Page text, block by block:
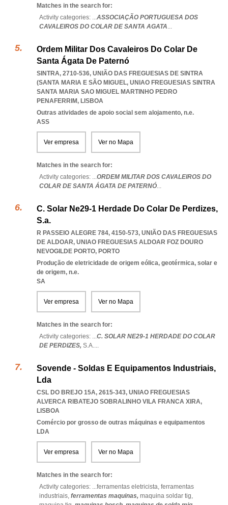
Matches in the search for:
Activity categories: ...ASSOCIAÇÃO PORTUGUESA DOS
CAVALEIROS DO COLAR DE SANTA AGATA...
Ordem Militar Dos Cavaleiros Do Colar De
Santa Ágata De Paternó
SINTRA, 2710-536, UNIÃO DAS FREGUESIAS DE SINTRA
(SANTA MARIA E SÃO MIGUEL, UNIAO FREGUESIAS SINTRA
SANTA MARIA SAO MIGUEL MARTINHO PEDRO
PENAFERRIM, LISBOA
Outras atividades de apoio social sem alojamento, n.e.
ASS
Ver empresa Ver no Mapa
Matches in the search for:
Activity categories: ...ORDEM MILITAR DOS CAVALEIROS DO
COLAR DE SANTA ÁGATA DE PATERNÓ...
C. Solar Ne29-1 Herdade Do Colar De Perdizes,
S.a.
R PASSEIO ALEGRE 784, 4150-573, UNIÃO DAS FREGUESIAS
DE ALDOAR, UNIAO FREGUESIAS ALDOAR FOZ DOURO
NEVOGILDE PORTO, PORTO
Produção de eletricidade de origem eólica, geotérmica, solar e
de origem, n.e.
SA
Ver empresa Ver no Mapa
Matches in the search for:
Activity categories: ...C. SOLAR NE29-1 HERDADE DO COLAR
DE PERDIZES, S.A....
Sovende - Soldas E Equipamentos Industriais,
Lda
CSL DO BREJO 15A, 2615-343, UNIAO FREGUESIAS
ALVERCA RIBATEJO SOBRALINHO VILA FRANCA XIRA,
LISBOA
Comércio por grosso de outras máquinas e equipamentos
LDA
Ver empresa Ver no Mapa
Matches in the search for:
Activity categories: ...ferramentas eletricista, ferramentas
industriais, ferramentas maquinas, maquina soldar tig,